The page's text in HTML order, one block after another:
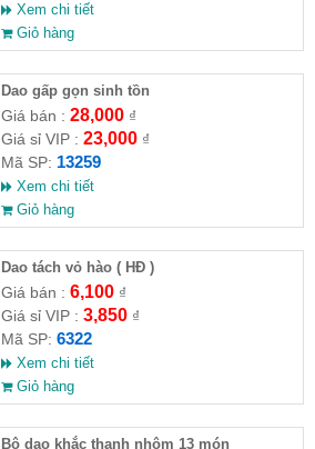
Xem chi tiết
Giỏ hàng
Dao gấp gọn sinh tồn
Giá bán : 28,000₫
Giá sỉ VIP : 23,000₫
Mã SP: 13259
Xem chi tiết
Giỏ hàng
Dao tách vỏ hào ( HĐ )
Giá bán : 6,100₫
Giá sỉ VIP : 3,850₫
Mã SP: 6322
Xem chi tiết
Giỏ hàng
Bộ dao khắc thanh nhôm 13 món